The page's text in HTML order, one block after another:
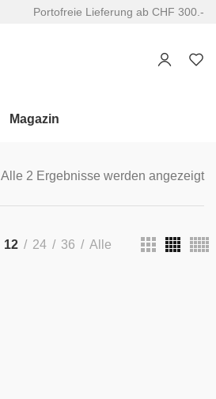
Portofreie Lieferung ab CHF 300.-
Magazin
Alle 2 Ergebnisse werden angezeigt
12 24 36 Alle